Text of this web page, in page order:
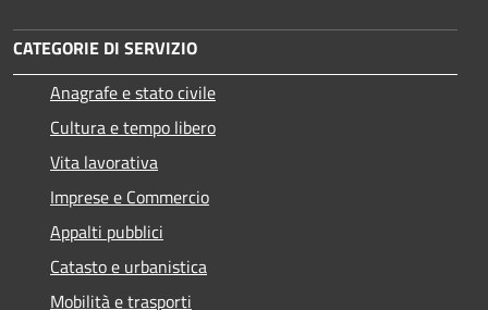
CATEGORIE DI SERVIZIO
Anagrafe e stato civile
Cultura e tempo libero
Vita lavorativa
Imprese e Commercio
Appalti pubblici
Catasto e urbanistica
Mobilità e trasporti